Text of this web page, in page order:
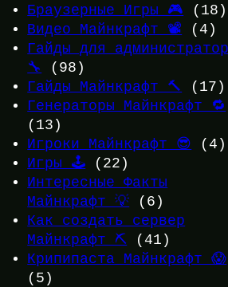
Браузерные Игры 🎮 (18)
Видео Майнкрафт 📽️ (4)
Гайды для
🔧
(98)
Гайды Майнкрафт 🔨
(17)
Генераторы Майнкрафт 🔁
(13)
Игроки Майнкрафт 😎 (4)
Игры 🕹️ (22)
Интересные Факты
Майнкрафт 💡 (6)
Как создать сервер
Майнкрафт ⛏️ (41)
Крипипаста Майнкрафт 😱
(5)